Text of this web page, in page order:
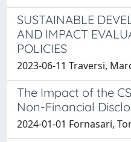
SUSTAINABLE
AND IMPACT
POLICIES
2023-06-11 Traversi,
The Impact of the
Non-Financial
2024-01-01 Fornasari,